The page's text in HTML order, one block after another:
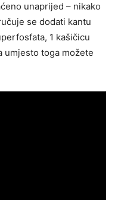
unaprijed – nikako
se dodati kantu
1 kašičicu
umjesto toga možete